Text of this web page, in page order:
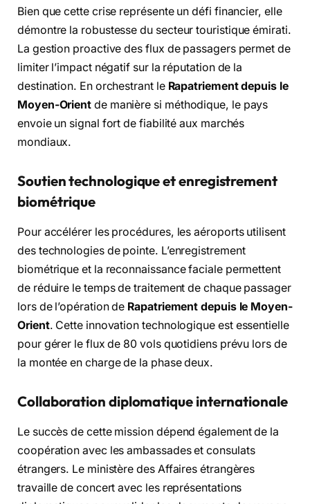
Bien que cette crise représente un défi financier, elle
démontre la robustesse du secteur touristique émirati.
La gestion proactive des flux de passagers permet de
limiter l’impact négatif sur la réputation de la
destination. En orchestrant le Rapatriement depuis le
Moyen-Orient de manière si méthodique, le pays
envoie un signal fort de fiabilité aux marchés
mondiaux.
Soutien technologique et enregistrement
biométrique
Pour accélérer les procédures, les aéroports utilisent
des technologies de pointe. L’enregistrement
biométrique et la reconnaissance faciale permettent
de réduire le temps de traitement de chaque passager
lors de l’opération de Rapatriement depuis le Moyen-
Orient. Cette innovation technologique est essentielle
pour gérer le flux de 80 vols quotidiens prévu lors de
la montée en charge de la phase deux.
Collaboration diplomatique internationale
Le succès de cette mission dépend également de la
coopération avec les ambassades et consulats
étrangers. Le ministère des Affaires étrangères
travaille de concert avec les représentations